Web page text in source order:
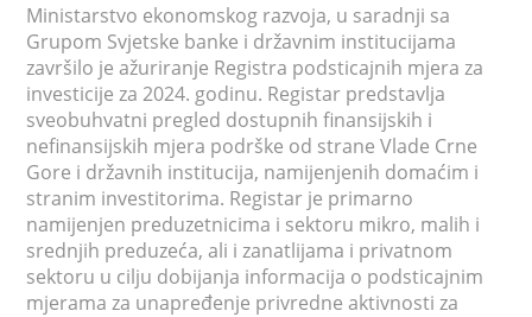
Ministarstvo ekonomskog razvoja, u saradnji sa
Grupom Svjetske banke i državnim institucijama
završilo je ažuriranje Registra podsticajnih mjera za
investicije za 2024. godinu. Registar predstavlja
sveobuhvatni pregled dostupnih finansijskih i
nefinansijskih mjera podrške od strane Vlade Crne
Gore i državnih institucija, namijenjenih domaćim i
stranim investitorima. Registar je primarno
namijenjen preduzetnicima i sektoru mikro, malih i
srednjih preduzeća, ali i zanatlijama i privatnom
sektoru u cilju dobijanja informacija o podsticajnim
mjerama za unapređenje privredne aktivnosti za